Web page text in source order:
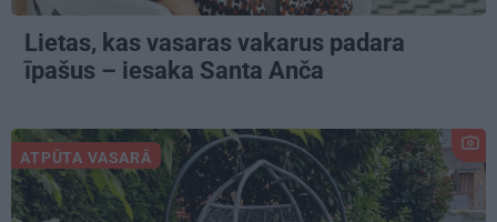
Lietas, kas vasaras vakarus padara
īpašus – iesaka Santa Anča
ATPŪTA VASARĀ